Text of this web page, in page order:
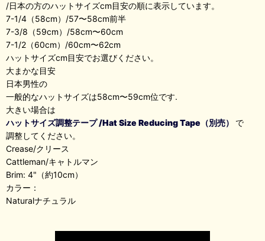
/日本の方のハットサイズcm目安の順に表示しています。
7-1/4（58cm）/57〜58cm前半
7-3/8（59cm）/58cm〜60cm
7-1/2（60cm）/60cm〜62cm
ハットサイズcm目安でお選びください。
大まかな目安
日本男性の
一般的なハットサイズは58cm〜59cm位です.
大きい場合は
ハットサイズ調整テープ /Hat Size Reducing Tape（別売） で
調整してください。
Crease/クリース
Cattleman/キャトルマン
Brim: 4"（約10cm）
カラー：
Naturalナチュラル